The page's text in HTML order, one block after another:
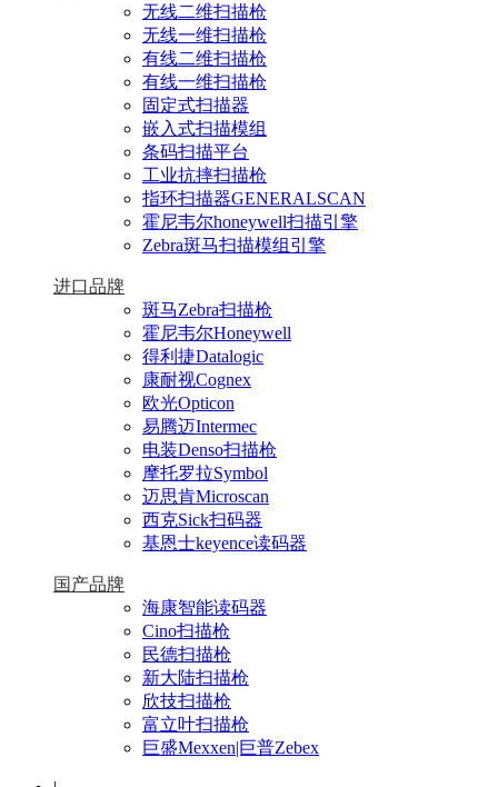
无线二维扫描枪
无线一维扫描枪
有线二维扫描枪
有线一维扫描枪
固定式扫描器
嵌入式扫描模组
条码扫描平台
工业抗摔扫描枪
指环扫描器GENERALSCAN
霍尼韦尔honeywell扫描引擎
Zebra斑马扫描模组引擎
进口品牌
斑马Zebra扫描枪
霍尼韦尔Honeywell
得利捷Datalogic
康耐视Cognex
欧光Opticon
易腾迈Intermec
电装Denso扫描枪
摩托罗拉Symbol
迈思肯Microscan
西克Sick扫码器
基恩士keyence读码器
国产品牌
海康智能读码器
Cino扫描枪
民德扫描枪
新大陆扫描枪
欣技扫描枪
富立叶扫描枪
巨盛Mexxen|巨普Zebex